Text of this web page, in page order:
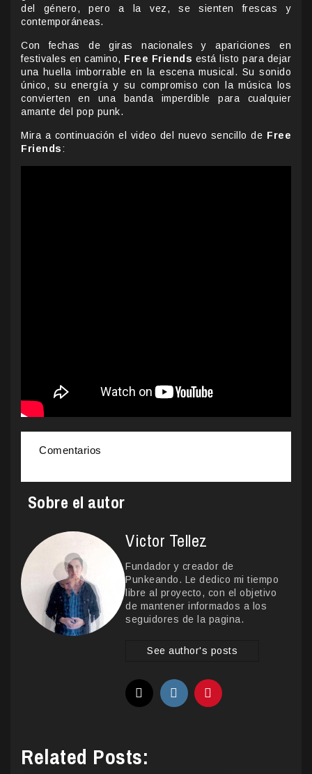
del género, pero a la vez, se sienten frescas y
contemporáneas.
Con fechas de giras nacionales y apariciones en
festivales en camino, Free Friends está listo para dejar
una huella imborrable en la escena musical. Su sonido
único, su energía y su compromiso con la música los
convierten en una banda imperdible para cualquier
amante del pop punk.
Mira a continuación el video del nuevo sencillo de Free
Friends:
Comentarios
Sobre el autor
Victor Tellez
Fundador y creador de
Punkeando. Le dedico mi tiempo
libre al proyecto, con el objetivo
de mantener informados a los
seguidores de la pagina.
See author's posts
Related Posts: